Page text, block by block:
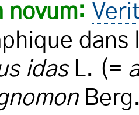
novum:
idasL. (=